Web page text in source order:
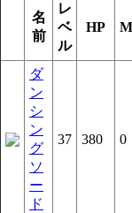
名
前
レ
ベ
ル
HP
ダ
ン
シ
ン
グ
ソ
ー
ド
37 380 0